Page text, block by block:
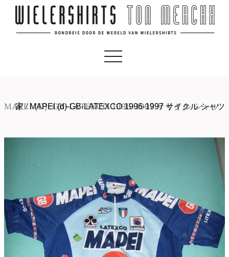
MAPEI (D)-GB-LATEXCO 1996-1997 サイクル シャツ
家/MAPEI (d)-GB-LATEXCO 1996-1997 サイクル シャツ